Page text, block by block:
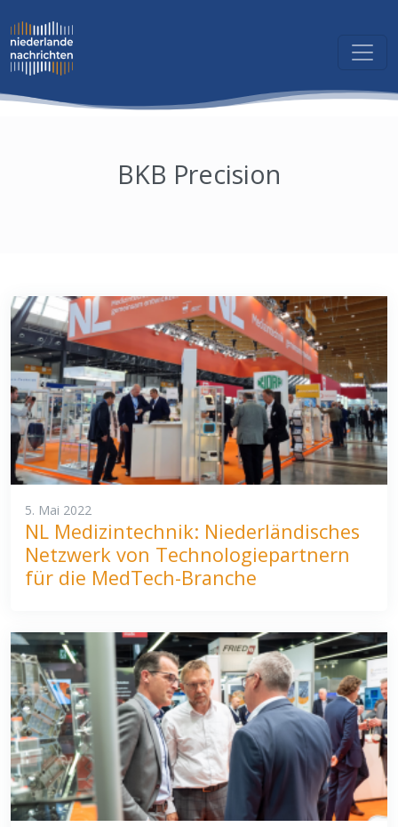
BKB Precision
5. Mai 2022
NL Medizintechnik: Niederländisches
Netzwerk von Technologiepartnern
für die MedTech-Branche